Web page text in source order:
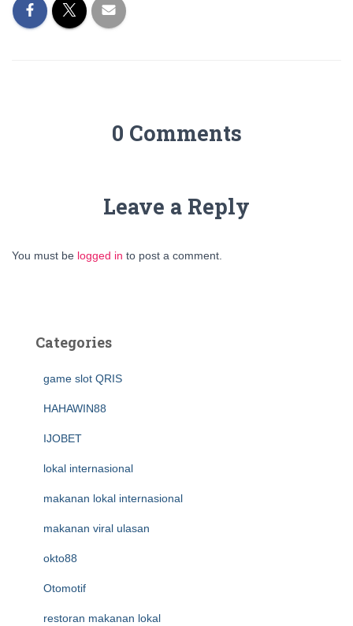
0 Comments
Leave a Reply
You must be logged in to post a comment.
Categories
game slot QRIS
HAHAWIN88
IJOBET
lokal internasional
makanan lokal internasional
makanan viral ulasan
okto88
Otomotif
restoran makanan lokal